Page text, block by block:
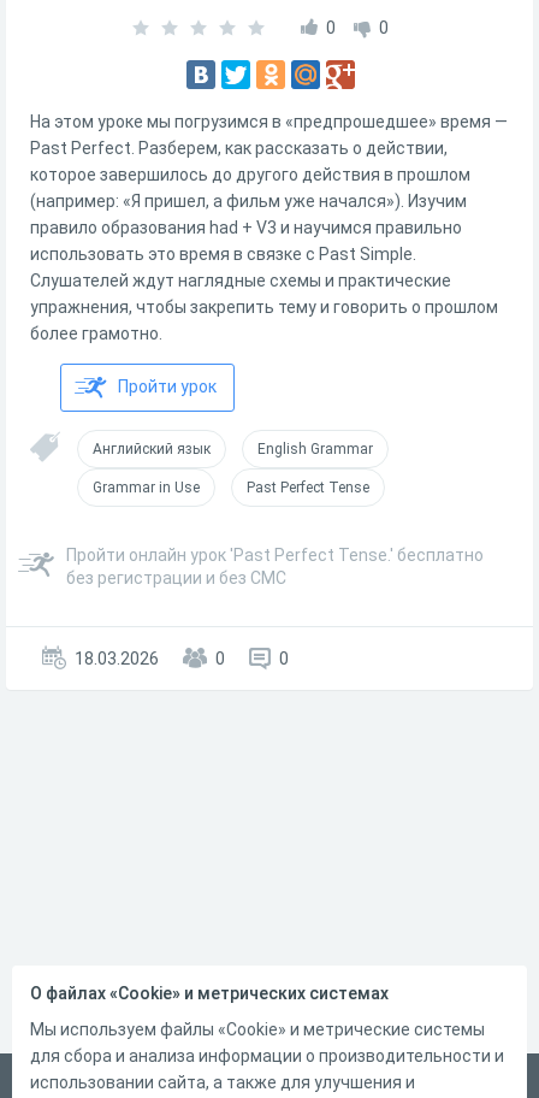
0 0
На этом уроке мы погрузимся в «предпрошедшее» время —
Past Perfect. Разберем, как рассказать о действии,
которое завершилось до другого действия в прошлом
(например: «Я пришел, а фильм уже начался»). Изучим
правило образования had + V3 и научимся правильно
использовать это время в связке с Past Simple.
Слушателей ждут наглядные схемы и практические
упражнения, чтобы закрепить тему и говорить о прошлом
более грамотно.
Пройти урок
Английский язык English Grammar
Grammar in Use Past Perfect Tense
Пройти онлайн урок 'Past Perfect Tense.' бесплатно
без регистрации и без СМС
18.03.2026 0 0
Русский
О файлах «Cookie» и метрических системах
Мы используем файлы «Cookie» и метрические системы
для сбора и анализа информации о производительности и
использовании сайта, а также для улучшения и